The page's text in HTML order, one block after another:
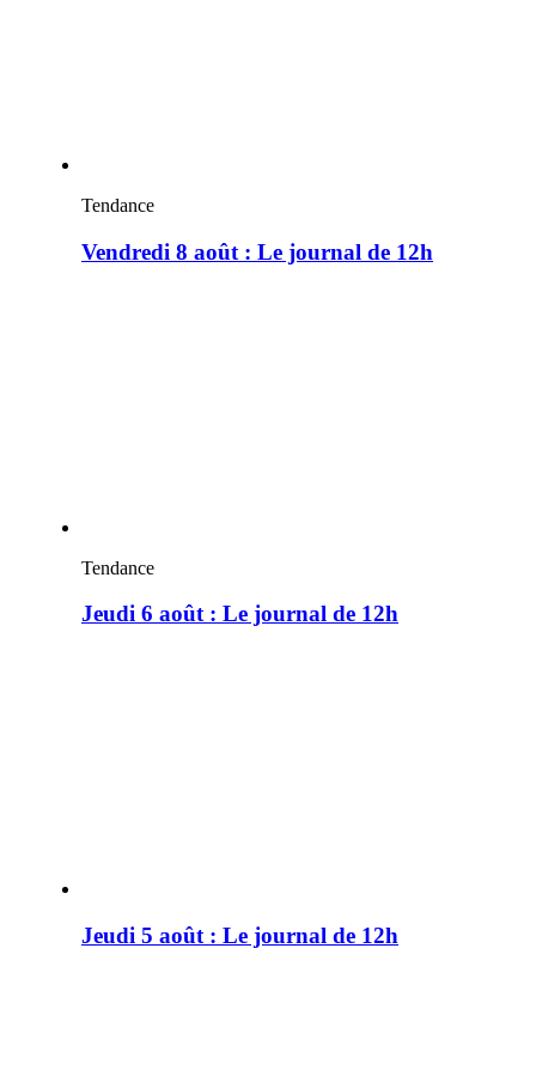
Tendance
Vendredi 8 août : Le journal de 12h
Tendance
Jeudi 6 août : Le journal de 12h
Jeudi 5 août : Le journal de 12h